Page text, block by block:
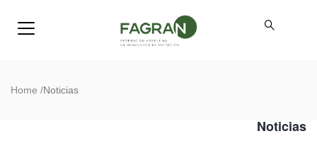
Noticias
Home /Noticias